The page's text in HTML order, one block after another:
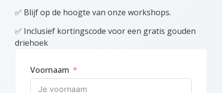
✅ Blijf op de hoogte van onze workshops.
✅ Inclusief kortingscode voor een gratis gouden
driehoek
Voornaam